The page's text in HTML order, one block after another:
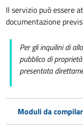
Il servizio può essere
documentazione
Per gli inquilini di
pubblico di
presentata
Moduli da